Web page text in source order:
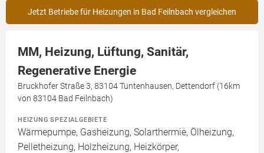
Jetzt Betriebe für Heizungen in Bad Feilnbach vergleichen
MM, Heizung, Lüftung, Sanitär,
Regenerative Energie
Bruckhofer Straße 3, 83104 Tuntenhausen, Dettendorf (16km
von 83104 Bad Feilnbach)
HEIZUNG SPEZIALGEBIETE
Wärmepumpe, Gasheizung, Solarthermie, Ölheizung,
Pelletheizung, Holzheizung, Heizkörper,